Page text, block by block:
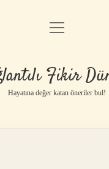
Anasayfa
Yasal Uyarı
menüyü
Fikir
Hayatına değer katan öneriler bul!